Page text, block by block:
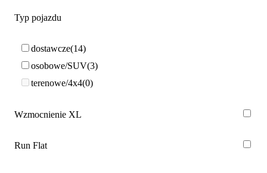
Typ pojazdu
dostawcze 14
osobowe/SUV 3
terenowe/4x4 0
Wzmocnienie XL
Run Flat